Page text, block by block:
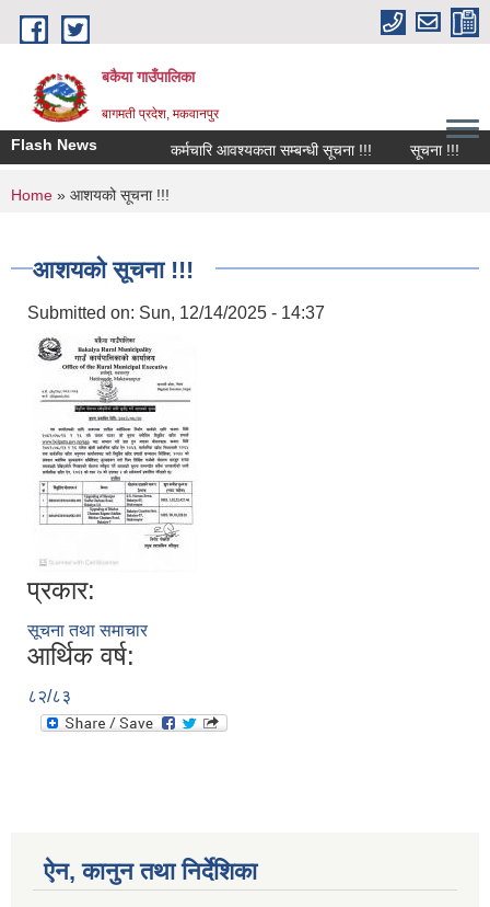
Skip to main content
बकैया गाउँपालिका
बागमती प्रदेश, मकवानपुर
Flash News कर्मचारि आवश्यकता सम्बन्धी सूचना !!! सूचना !!!
You are here
Home » आशयको सूचना !!!
आशयको सूचना !!!
Submitted on: Sun, 12/14/2025 - 14:37
प्रकार:
सूचना तथा समाचार
आर्थिक वर्ष:
८२/८३
ऐन, कानुन तथा निर्देशिका